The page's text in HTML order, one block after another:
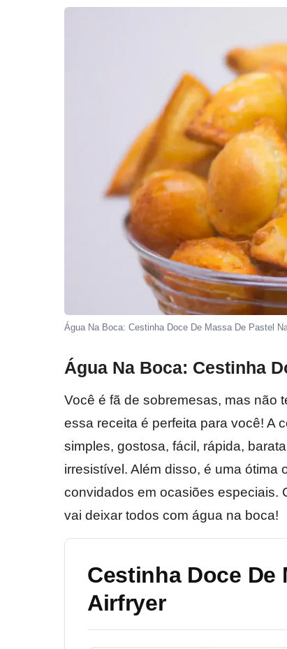
Água Na Boca: Cestinha Doce De Massa De Pastel
Água Na Boca: Cestinha
Você é fã de sobremesas, mas não
essa receita é perfeita para você! A
simples, gostosa, fácil, rápida,
irresistível. Além disso, é uma
convidados em ocasiões especiais.
vai deixar todos com água na boca!
Cestinha Doce De
Airfryer